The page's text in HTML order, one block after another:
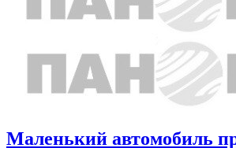
Маленький автомобиль